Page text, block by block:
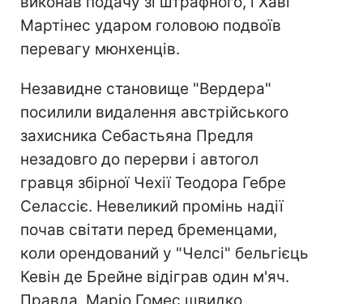
Мартінес ударом головою подвоїв
перевагу мюнхенців.
Незавидне становище "Вердера"
посилили видалення австрійського
захисника Себастьяна Предля
незадовго до перерви і автогол
гравця збірної Чехії Теодора Гебре
Селассіє. Невеликий промінь надії
почав світати перед бременцами,
коли орендований у "Челсі" бельгієць
Кевін де Брейне відіграв один м'яч.